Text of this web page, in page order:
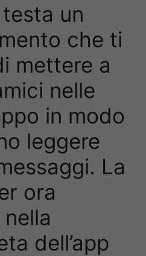
un
che ti
mettere a
nelle
in modo
leggere
La
ora
dell’app